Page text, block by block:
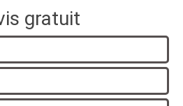
gratuit